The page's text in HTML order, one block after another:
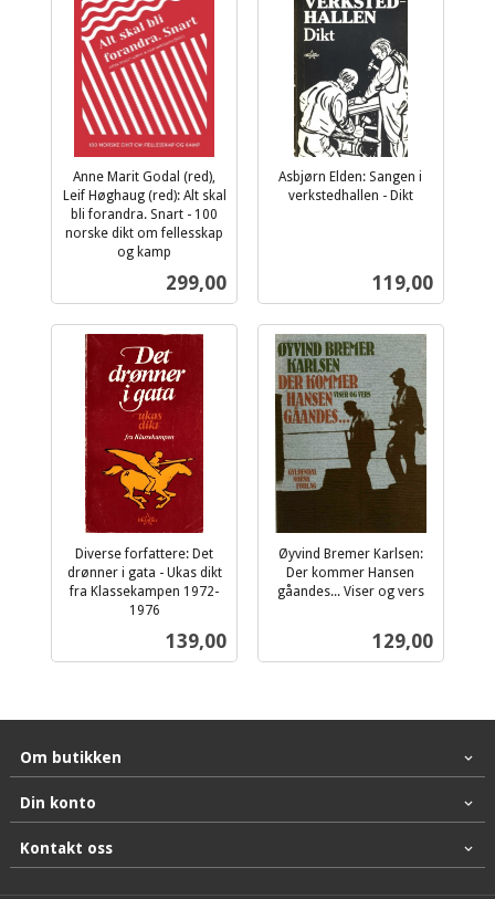
Anne Marit Godal (red),
Leif Høghaug (red): Alt skal
bli forandra. Snart - 100
norske dikt om fellesskap
og kamp
Pris
299,00
Asbjørn Elden: Sangen i
verkstedhallen - Dikt
Pris
119,00
Diverse forfattere: Det
drønner i gata - Ukas dikt
fra Klassekampen 1972-
1976
Pris
139,00
Øyvind Bremer Karlsen:
Der kommer Hansen
gåandes... Viser og vers
Pris
129,00
Om butikken
Din konto
Kontakt oss